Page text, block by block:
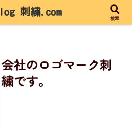
会社のロゴマーク刺
繍です。
刺繍.com
検索